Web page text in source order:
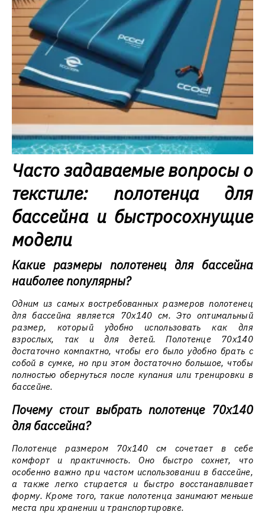
Часто задаваемые вопросы о
текстиле: полотенца для
бассейна и быстросохнущие
модели
Какие размеры полотенец для бассейна
наиболее популярны?
Одним из самых востребованных размеров полотенец
для бассейна является 70x140 см. Это оптимальный
размер, который удобно использовать как для
взрослых, так и для детей. Полотенце 70x140
достаточно компактно, чтобы его было удобно брать с
собой в сумке, но при этом достаточно большое, чтобы
полностью обернуться после купания или тренировки в
бассейне.
Почему стоит выбрать полотенце 70x140
для бассейна?
Полотенце размером 70x140 см сочетает в себе
комфорт и практичность. Оно быстро сохнет, что
особенно важно при частом использовании в бассейне,
а также легко стирается и быстро восстанавливает
форму. Кроме того, такие полотенца занимают меньше
места при хранении и транспортировке.